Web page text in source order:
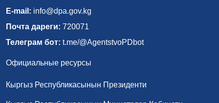
E-mail: info@dpa.gov.kg
Почта дареги: 720071
Телеграм бот: t.me/@AgentstvoPDbot
Официальные ресурсы
Кыргыз Республикасынын Президенти